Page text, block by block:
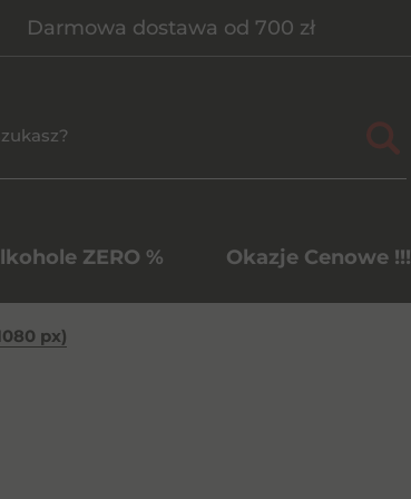
Darmowa dostawa od 700 zł
ZERO % Okazje Cenowe !!!
px)